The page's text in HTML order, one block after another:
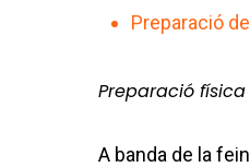
Preparació
Preparació física
A banda de la